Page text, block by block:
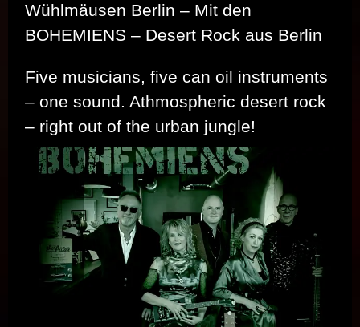
Wühlmäusen Berlin – Mit den
BOHEMIENS – Desert Rock aus Berlin
Five musicians, five can oil instruments
– one sound. Athmospheric desert rock
– right out of the urban jungle!